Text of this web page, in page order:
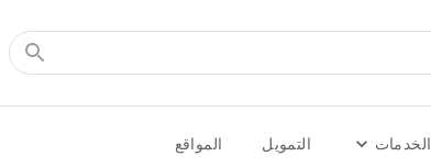
الخدمات التمويل المواقع